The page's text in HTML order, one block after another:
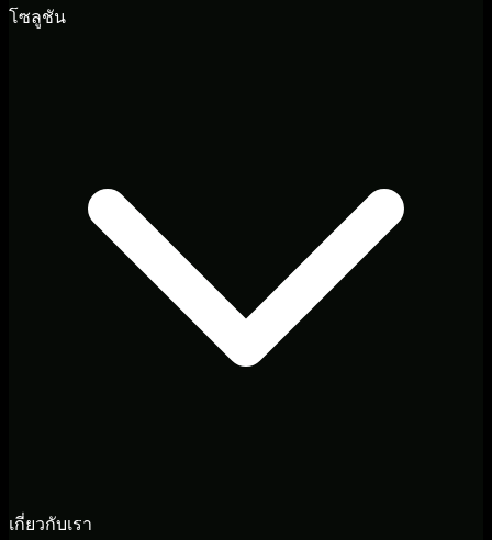
โซลูชัน
เกี่ยวกับเรา